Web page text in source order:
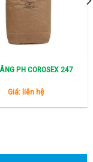
PH COROSEX 247
Giá: liên hệ